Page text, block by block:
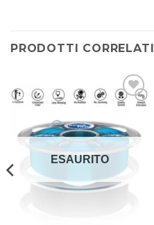
PRODOTTI CORRELATI
Aggiungi
dei
desideri
ESAURITO